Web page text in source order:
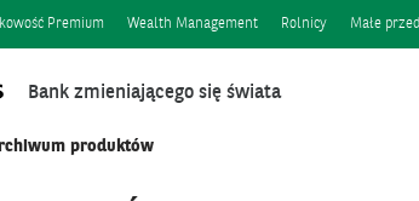
Premium Wealth Management Rolnicy Małe
Bank zmieniającego się świata
produktów